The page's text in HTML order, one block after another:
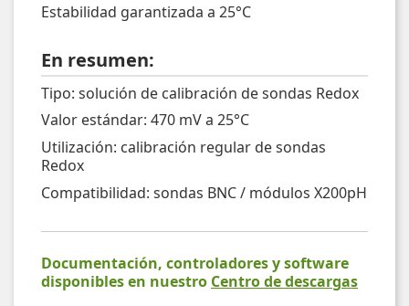
Estabilidad garantizada a 25°C
En resumen:
Tipo: solución de calibración de sondas Redox
Valor estándar: 470 mV a 25°C
Utilización: calibración regular de sondas
Redox
Compatibilidad: sondas BNC / módulos X200pH
Documentación, controladores y software
disponibles en nuestro Centro de descargas